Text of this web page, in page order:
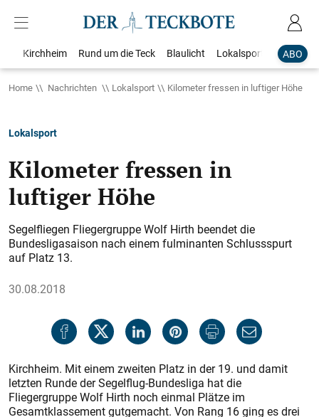
ABO
Kirchheim Rund um die Teck Blaulicht Lokalsport
Home Nachrichten Lokalsport Kilometer fressen in luftiger Höhe
Lokalsport
Kilometer fressen in
luftiger Höhe
Segelfliegen Fliegergruppe Wolf Hirth beendet die
Bundesligasaison nach einem fulminanten Schlussspurt
auf Platz 13.
30.08.2018
Kirchheim. Mit einem zweiten Platz in der 19. und damit
letzten Runde der Segelflug-Bundesliga hat die
Fliegergruppe Wolf Hirth noch einmal Plätze im
Gesamtklassement gutgemacht. Von Rang 16 ging es drei